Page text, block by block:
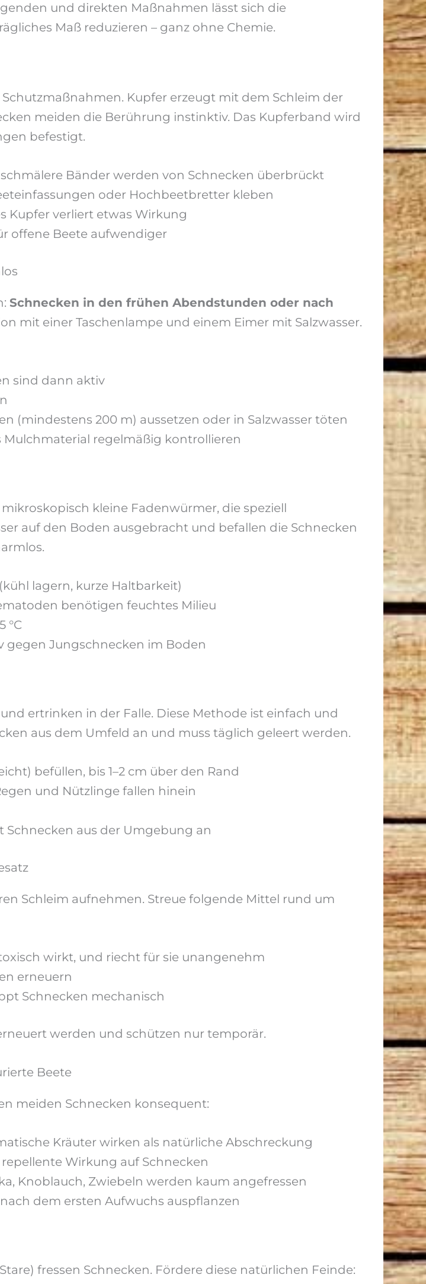
und direkten Maßnahmen lässt sich die
Maß reduzieren – ganz ohne Chemie.
Kupfer erzeugt mit dem Schleim der
meiden die Berührung instinktiv. Das Kupferband wird
befestigt.
Bänder werden von Schnecken überbrückt
oder Hochbeetbretter kleben
Kupfer verliert etwas Wirkung
offene Beete aufwendiger
Schnecken in den frühen Abendstunden oder nach
mit einer Taschenlampe und einem Eimer mit Salzwasser.
sind dann aktiv
(mindestens 200 m) aussetzen oder in Salzwasser töten
regelmäßig kontrollieren
kleine Fadenwürmer, die speziell
auf den Boden ausgebracht und befallen die Schnecken
lagern, kurze Haltbarkeit)
benötigen feuchtes Milieu
°C
gegen Jungschnecken im Boden
ertrinken in der Falle. Diese Methode ist einfach und
aus dem Umfeld an und muss täglich geleert werden.
befüllen, bis 1–2 cm über den Rand
und Nützlinge fallen hinein
Schnecken aus der Umgebung an
Schleim aufnehmen. Streue folgende Mittel rund um
wirkt, und riecht für sie unangenehm
erneuern
Schnecken mechanisch
werden und schützen nur temporär.
Beete
meiden Schnecken konsequent:
Kräuter wirken als natürliche Abschreckung
Wirkung auf Schnecken
Knoblauch, Zwiebeln werden kaum angefressen
dem ersten Aufwuchs auspflanzen
fressen Schnecken. Fördere diese natürlichen Feinde: